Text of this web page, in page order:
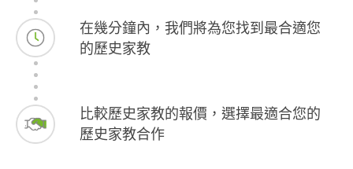
在幾分鐘內，我們將為您找到最合適您
的歷史家教
比較歷史家教的報價，選擇最適合您的
歷史家教合作